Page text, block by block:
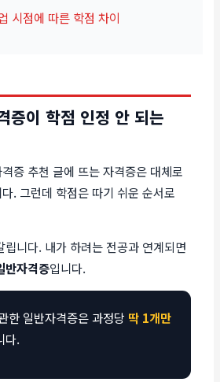
시점에 따른 학점 차이
증이 학점 인정 안 되는
증 추천 글에 뜨는 자격증은 대체로
. 그런데 학점은 따기 쉬운 순서로
니다. 내가 하려는 전공과 연계되면
반자격증입니다.
한 일반자격증은 과정당 딱 1개만
다.